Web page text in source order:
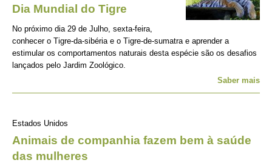
Dia Mundial do Tigre
No próximo dia 29 de Julho, sexta-feira,
conhecer o Tigre-da-sibéria e o Tigre-de-sumatra e aprender a
estimular os comportamentos naturais desta espécie são os desafios
lançados pelo Jardim Zoológico.
Saber mais
Estados Unidos
Animais de companhia fazem bem à saúde
das mulheres